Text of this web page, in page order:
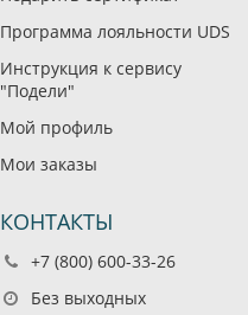
Программа лояльности UDS
Инструкция к сервису
"Подели"
Мой профиль
Мои заказы
КОНТАКТЫ
+7 (800) 600-33-26
Без выходных